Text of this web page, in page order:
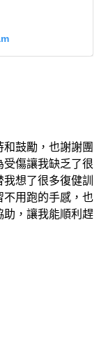
傷讓我缺乏了很
我想了很多復健訓
用跑的手感，也
助，讓我能順利趕